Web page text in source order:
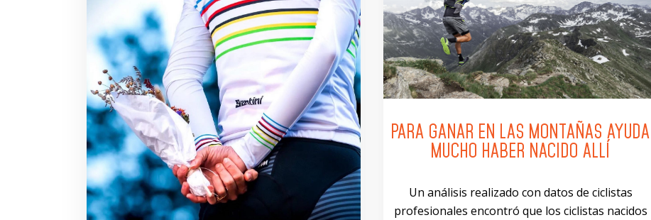
PARA GANAR EN LAS MONTAÑAS AYUDA
MUCHO HABER NACIDO ALLÍ
Un análisis realizado con datos de ciclistas
profesionales encontró que los ciclistas nacidos